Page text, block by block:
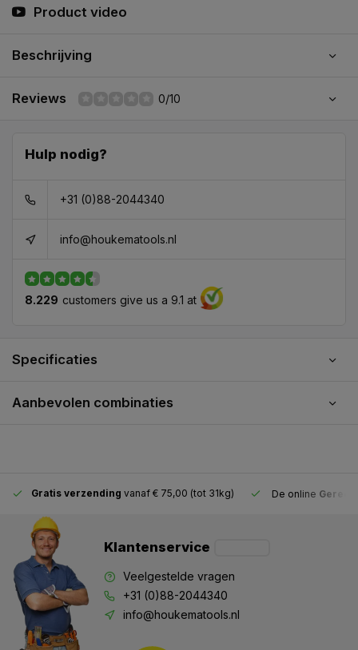
Product video
Beschrijving
Reviews 0/10
Hulp nodig?
+31 (0)88-2044340
info@houkematools.nl
8.229 customers give us a 9.1 at
Specificaties
Aanbevolen combinaties
Gratis verzending vanaf € 75,00 (tot 31kg) De online
Klantenservice
Veelgestelde vragen
+31 (0)88-2044340
info@houkematools.nl